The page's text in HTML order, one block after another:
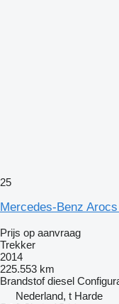
25
Mercedes-Benz
Prijs op aanvraag
Trekker
2014
225.553 km
Brandstof diesel
Nederland, t Harde